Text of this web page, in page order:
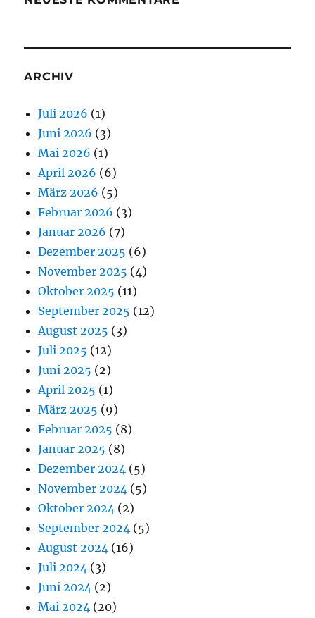
ARCHIV
Juli 2026 (1)
Juni 2026 (3)
Mai 2026 (1)
April 2026 (6)
März 2026 (5)
Februar 2026 (3)
Januar 2026 (7)
Dezember 2025 (6)
November 2025 (4)
Oktober 2025 (11)
September 2025 (12)
August 2025 (3)
Juli 2025 (12)
Juni 2025 (2)
April 2025 (1)
März 2025 (9)
Februar 2025 (8)
Januar 2025 (8)
Dezember 2024 (5)
November 2024 (5)
Oktober 2024 (2)
September 2024 (5)
August 2024 (16)
Juli 2024 (3)
Juni 2024 (2)
Mai 2024 (20)